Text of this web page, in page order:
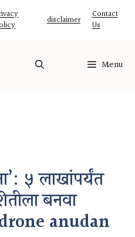
disclaimer
Contact
Us
Menu
५ लाखांपर्यंत
बनवा
anudan